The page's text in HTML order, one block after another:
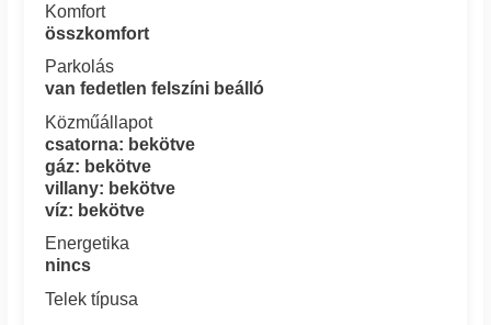
Komfort
összkomfort
Parkolás
van fedetlen felszíni beálló
Közműállapot
csatorna: bekötve
gáz: bekötve
villany: bekötve
víz: bekötve
Energetika
nincs
Telek típusa